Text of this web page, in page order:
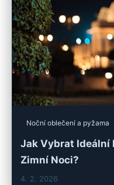
Noční oblečení a pyžama
Jak Vybrat Ideální
Zimní Noci?
4. 2. 2026